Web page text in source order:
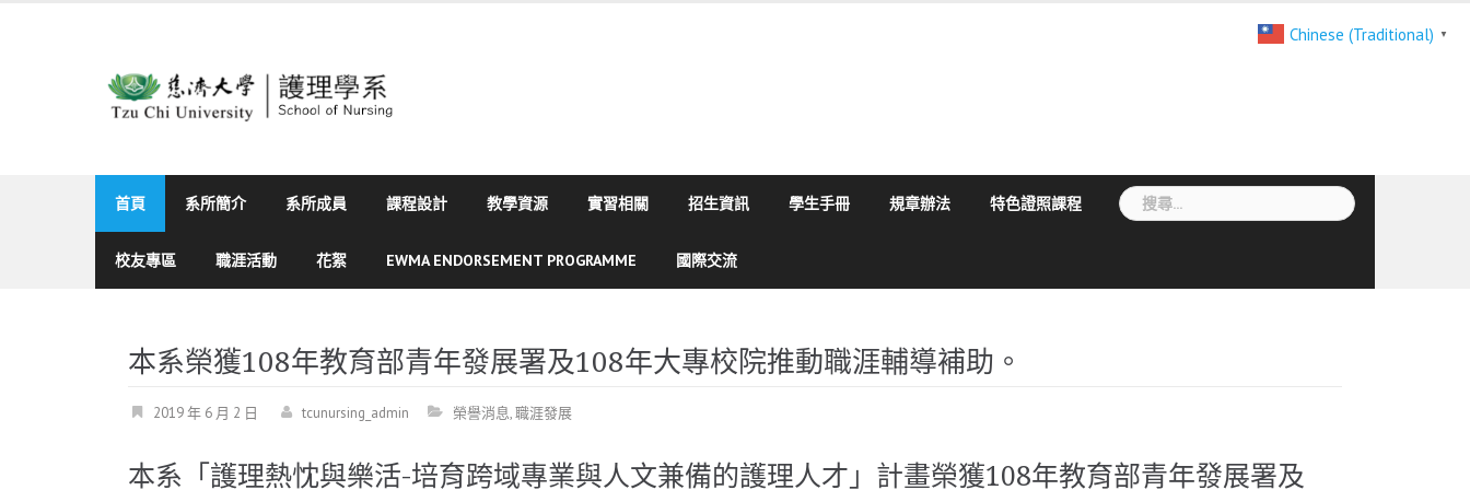
首頁 系所簡介 系所成員 課程設計 教學資源 實習相關 招生資訊 學生手冊 規章辦法 特色證照課程
校友專區 職涯活動 花絮 EWMA ENDORSEMENT PROGRAMME 國際交流
搜
尋
鍵
本系榮獲108年教育部青年發展署及108年大專校院推動職涯輔導補助。
2019 年 6 月 2 日 tcunursing_admin 榮譽消息,職涯發展
本系「護理熱忱與樂活-培育跨域專業與人文兼備的護理人才」計畫榮獲108年教育部青年發展署及
Chinese (Traditional) ▼